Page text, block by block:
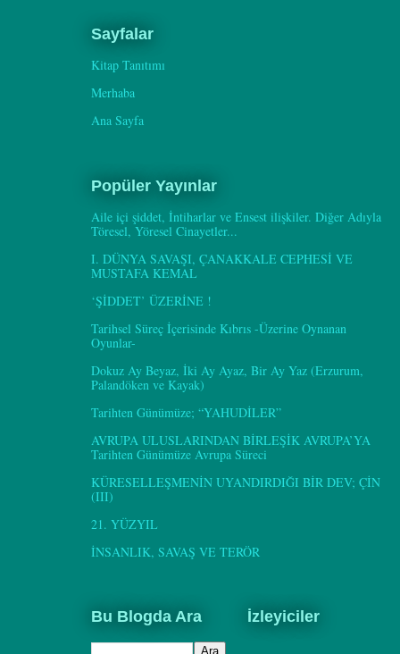
Sayfalar
Kitap Tanıtımı
Merhaba
Ana Sayfa
Popüler Yayınlar
Aile içi şiddet, İntiharlar ve Ensest ilişkiler. Diğer Adıyla
Töresel, Yöresel Cinayetler...
I. DÜNYA SAVAŞI, ÇANAKKALE CEPHESİ VE
MUSTAFA KEMAL
‘ŞİDDET’ ÜZERİNE !
Tarihsel Süreç İçerisinde Kıbrıs -Üzerine Oynanan
Oyunlar-
Dokuz Ay Beyaz, İki Ay Ayaz, Bir Ay Yaz (Erzurum,
Palandöken ve Kayak)
Tarihten Günümüze; “YAHUDİLER”
AVRUPA ULUSLARINDAN BİRLEŞİK AVRUPA’YA
Tarihten Günümüze Avrupa Süreci
KÜRESELLEŞMENİN UYANDIRDIĞI BİR DEV; ÇİN
(III)
21. YÜZYIL
İNSANLIK, SAVAŞ VE TERÖR
Bu Blogda Ara İzleyiciler